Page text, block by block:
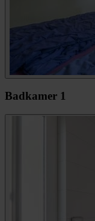
Badkamer 1